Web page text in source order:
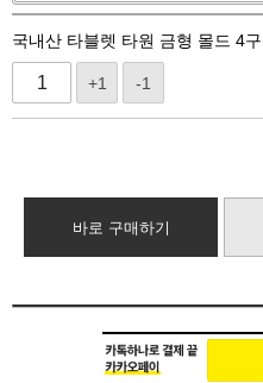
국내산 타블렛 타원 금형 몰드 4구
+1 -1
바로 구매하기